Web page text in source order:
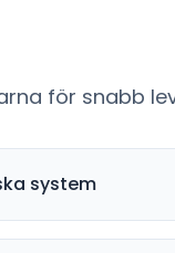
för snabb
system